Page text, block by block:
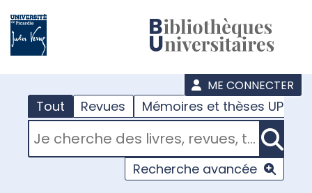
ME CONNECTER
Tout Revues Mémoires et thèses UPJV
RECHERCHER DANS "TOUT"
Recherche avancée